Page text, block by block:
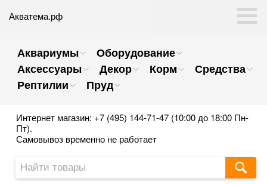
Акватема.рф
Аквариумы
Оборудование
Аксессуары
Декор Корм
Средства
Рептилии
Пруд
Интернет магазин: +7 (495) 144-71-47 (10:00 до 18:00 Пн-
Пт).
Самовывоз временно не работает